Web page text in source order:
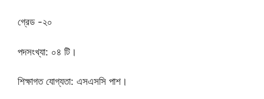
গ্রেড -২০
পদসংখ্যা: ০৪ টি।
শিক্ষাগত যোগ্যতা: এসএসসি পাশ।